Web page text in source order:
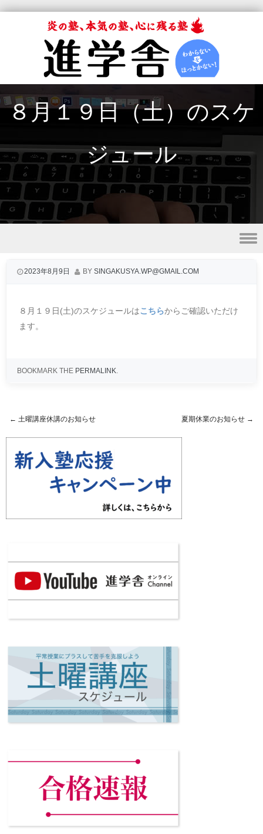
８月１９日（土）のスケ
ジュール
2023年8月9日 BY SINGAKUSYA.WP@GMAIL.COM
８月１９日(土)のスケジュールはこちらからご確認いただけ
ます。
BOOKMARK THE PERMALINK.
Post navigation
← 土曜講座休講のお知らせ 夏期休業のお知らせ →